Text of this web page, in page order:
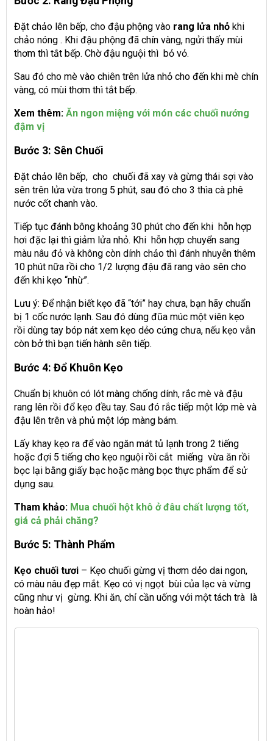
Đặt chảo lên bếp, cho đậu phộng vào rang lửa nhỏ khi
chảo nóng . Khi đậu phộng đã chín vàng, ngửi thấy mùi
thơm thì tắt bếp. Chờ đậu nguội thì bỏ vỏ.
Sau đó cho mè vào chiên trên lửa nhỏ cho đến khi mè chín
vàng, có mùi thơm thì tắt bếp.
Xem thêm: Ăn ngon miệng với món các chuối nướng
đậm vị
Bước 3: Sên Chuối
Đặt chảo lên bếp, cho chuối đã xay và gừng thái sợi vào
sên trên lửa vừa trong 5 phút, sau đó cho 3 thìa cà phê
nước cốt chanh vào.
Tiếp tục đánh bông khoảng 30 phút cho đến khi hỗn hợp
hơi đặc lại thì giảm lửa nhỏ. Khi hỗn hợp chuyển sang
màu nâu đỏ và không còn dính chảo thì đánh nhuyễn thêm
10 phút nữa rồi cho 1/2 lượng đậu đã rang vào sên cho
đến khi kẹo “nhừ”.
Lưu ý: Để nhận biết kẹo đã “tới” hay chưa, bạn hãy chuẩn
bị 1 cốc nước lạnh. Sau đó dùng đũa múc một viên kẹo
rồi dùng tay bóp nát xem kẹo dẻo cứng chưa, nếu kẹo vẫn
còn bở thì bạn tiến hành sên tiếp.
Bước 4: Đổ Khuôn Kẹo
Chuẩn bị khuôn có lót màng chống dính, rắc mè và đậu
rang lên rồi đổ kẹo đều tay. Sau đó rắc tiếp một lớp mè và
đậu lên trên và phủ một lớp màng bám.
Lấy khay kẹo ra để vào ngăn mát tủ lạnh trong 2 tiếng
hoặc đợi 5 tiếng cho kẹo nguội rồi cắt miếng vừa ăn rồi
bọc lại bằng giấy bạc hoặc màng bọc thực phẩm để sử
dụng sau.
Tham khảo: Mua chuối hột khô ở đâu chất lượng tốt,
giá cả phải chăng?
Bước 5: Thành Phẩm
Kẹo chuối tươi – Kẹo chuối gừng vị thơm dẻo dai ngon,
có màu nâu đẹp mắt. Kẹo có vị ngọt bùi của lạc và vừng
cũng như vị gừng. Khi ăn, chỉ cần uống với một tách trà là
hoàn hảo!